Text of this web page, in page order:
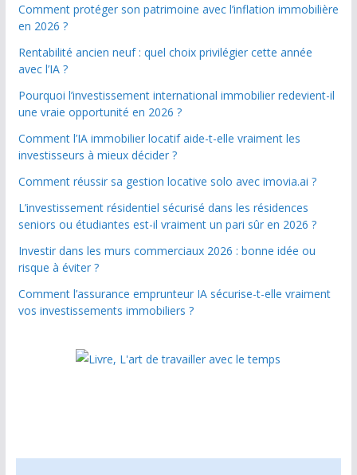
Comment protéger son patrimoine avec l’inflation immobilière
en 2026 ?
Rentabilité ancien neuf : quel choix privilégier cette année
avec l’IA ?
Pourquoi l’investissement international immobilier redevient-il
une vraie opportunité en 2026 ?
Comment l’IA immobilier locatif aide-t-elle vraiment les
investisseurs à mieux décider ?
Comment réussir sa gestion locative solo avec imovia.ai ?
L’investissement résidentiel sécurisé dans les résidences
seniors ou étudiantes est-il vraiment un pari sûr en 2026 ?
Investir dans les murs commerciaux 2026 : bonne idée ou
risque à éviter ?
Comment l’assurance emprunteur IA sécurise-t-elle vraiment
vos investissements immobiliers ?